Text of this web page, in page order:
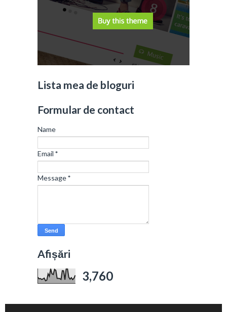
Lista mea de bloguri
Formular de contact
Name
Email *
Message*
Afișări
3,760